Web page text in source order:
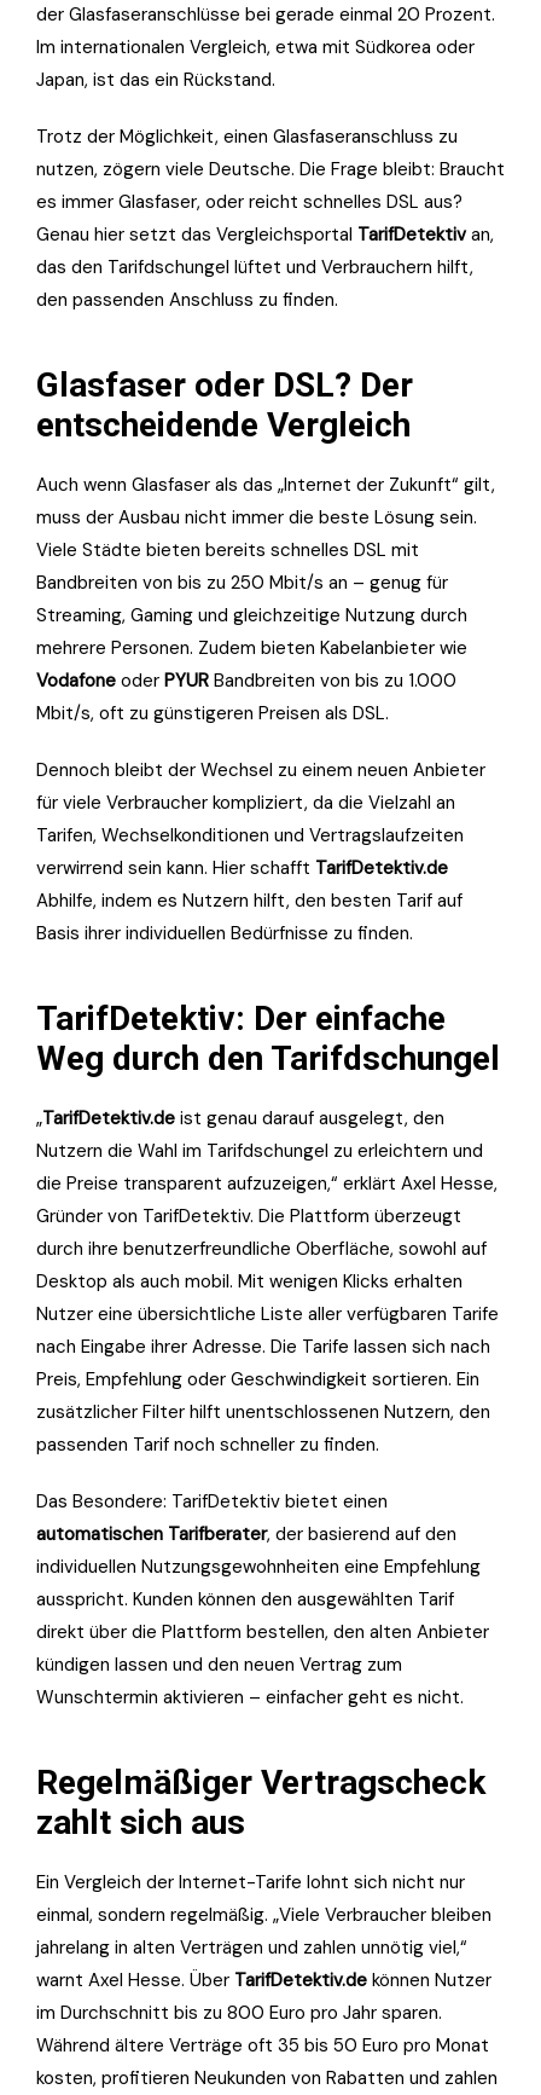
der Glasfaseranschlüsse bei gerade einmal 20 Prozent.
Im internationalen Vergleich, etwa mit Südkorea oder
Japan, ist das ein Rückstand.
Trotz der Möglichkeit, einen Glasfaseranschluss zu
nutzen, zögern viele Deutsche. Die Frage bleibt: Braucht
es immer Glasfaser, oder reicht schnelles DSL aus?
Genau hier setzt das Vergleichsportal TarifDetektivan,
das den Tarifdschungel lüftet und Verbrauchern hilft,
den passenden Anschluss zu finden.
Glasfaser oder DSL? Der
entscheidende Vergleich
Auch wenn Glasfaser als das „Internet der Zukunft“ gilt,
muss der Ausbau nicht immer die beste Lösung sein.
Viele Städte bieten bereits schnelles DSL mit
Bandbreiten von bis zu 250 Mbit/s an – genug für
Streaming, Gaming und gleichzeitige Nutzung durch
mehrere Personen. Zudem bieten Kabelanbieter wie
Vodafone oder PYUR Bandbreiten von bis zu 1.000
Mbit/s, oft zu günstigeren Preisen als DSL.
Dennoch bleibt der Wechsel zu einem neuen Anbieter
für viele Verbraucher kompliziert, da die Vielzahl an
Tarifen, Wechselkonditionen und Vertragslaufzeiten
verwirrend sein kann. Hier schafft TarifDetektiv.de
Abhilfe, indem es Nutzern hilft, den besten Tarif auf
Basis ihrer individuellen Bedürfnisse zu finden.
TarifDetektiv: Der einfache
Weg durch den Tarifdschungel
„TarifDetektiv.de ist genau darauf ausgelegt, den
Nutzern die Wahl im Tarifdschungel zu erleichtern und
die Preise transparent aufzuzeigen,“ erklärt Axel Hesse,
Gründer von TarifDetektiv. Die Plattform überzeugt
durch ihre benutzerfreundliche Oberfläche, sowohl auf
Desktop als auch mobil. Mit wenigen Klicks erhalten
Nutzer eine übersichtliche Liste aller verfügbaren Tarife
nach Eingabe ihrer Adresse. Die Tarife lassen sich nach
Preis, Empfehlung oder Geschwindigkeit sortieren. Ein
zusätzlicher Filter hilft unentschlossenen Nutzern, den
passenden Tarif noch schneller zu finden.
Das Besondere: TarifDetektiv bietet einen
automatischen Tarifberater, der basierend auf den
individuellen Nutzungsgewohnheiten eine Empfehlung
ausspricht. Kunden können den ausgewählten Tarif
direkt über die Plattform bestellen, den alten Anbieter
kündigen lassen und den neuen Vertrag zum
Wunschtermin aktivieren – einfacher geht es nicht.
Regelmäßiger Vertragscheck
zahlt sich aus
Ein Vergleich der Internet-Tarife lohnt sich nicht nur
einmal, sondern regelmäßig. „Viele Verbraucher bleiben
jahrelang in alten Verträgen und zahlen unnötig viel,“
warnt Axel Hesse. Über TarifDetektiv.de können Nutzer
im Durchschnitt bis zu 800 Euro pro Jahr sparen.
Während ältere Verträge oft 35 bis 50 Euro pro Monat
kosten, profitieren Neukunden von Rabatten und zahlen